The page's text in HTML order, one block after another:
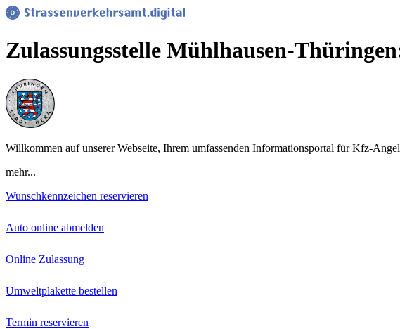
Zulassungsstelle Mühlhausen-
Willkommen auf unserer Webseite, Ihrem umfassenden Informationsportal für Kfz-
mehr...
Wunschkennzeichen reservieren
Auto online abmelden
Online Zulassung
Umweltplakette bestellen
Termin reservieren